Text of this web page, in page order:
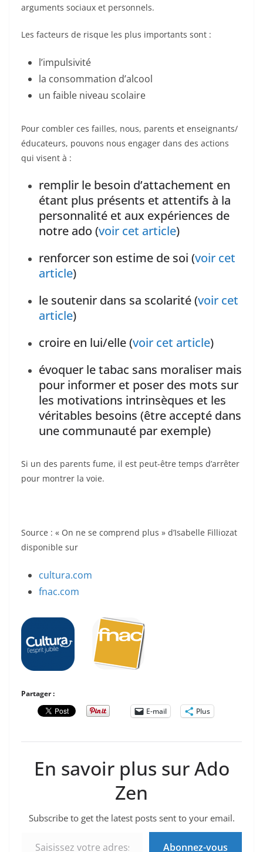
arguments sociaux et personnels.
Les facteurs de risque les plus importants sont :
l’impulsivité
la consommation d’alcool
un faible niveau scolaire
Pour combler ces failles, nous, parents et enseignants/
éducateurs, pouvons nous engager dans des actions
qui visent à :
remplir le besoin d’attachement en
étant plus présents et attentifs à la
personnalité et aux expériences de
notre ado (voir cet article)
renforcer son estime de soi (voir cet
article)
le soutenir dans sa scolarité (voir cet
article)
croire en lui/elle (voir cet article)
évoquer le tabac sans moraliser mais
pour informer et poser des mots sur
les motivations intrinsèques et les
véritables besoins (être accepté dans
une communauté par exemple)
Si un des parents fume, il est peut-être temps d’arrêter
pour montrer la voie.
Source : « On ne se comprend plus » d’Isabelle Filliozat
disponible sur
cultura.com
fnac.com
Partager :
E-mail
Plus
En savoir plus sur Ado
Zen
Subscribe to get the latest posts sent to your email.
Abonnez-vous